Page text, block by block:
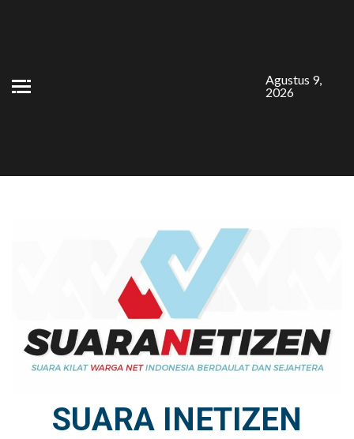
Agustus 9,
2026
SUARA INETIZEN